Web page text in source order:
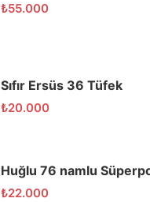
₺55.000
Sıfır Ersüs 36 Tüfek
₺20.000
Huğlu 76 namlu
₺22.000